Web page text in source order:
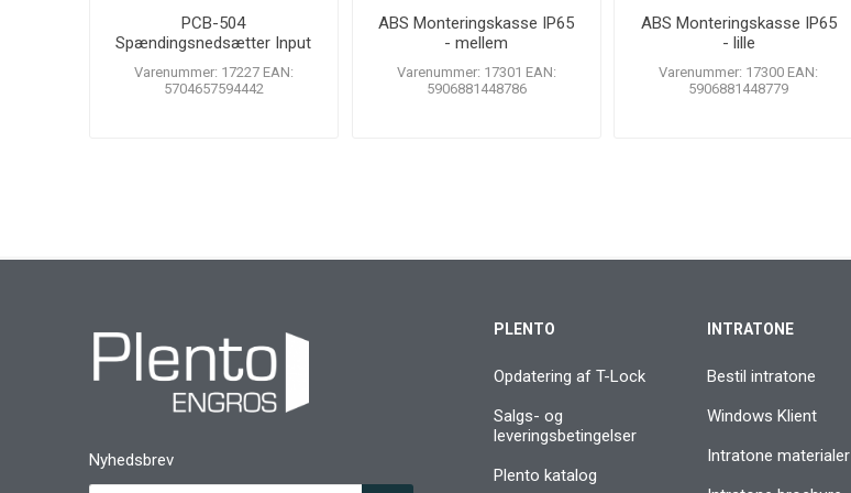
PCB-504
Spændingsnedsætter Input
12-28V DC output 12V DC
Varenummer: 17227 EAN:
5704657594442
ABS Monteringskasse IP65
- mellem
Varenummer: 17301 EAN:
5906881448786
ABS Monteringskasse IP65
- lille
Varenummer: 17300 EAN:
5906881448779
Nyhedsbrev
PLENTO
Opdatering af T-Lock
Salgs- og
leveringsbetingelser
Plento katalog
INTRATONE
Bestil intratone
Windows Klient
Intratone materialer